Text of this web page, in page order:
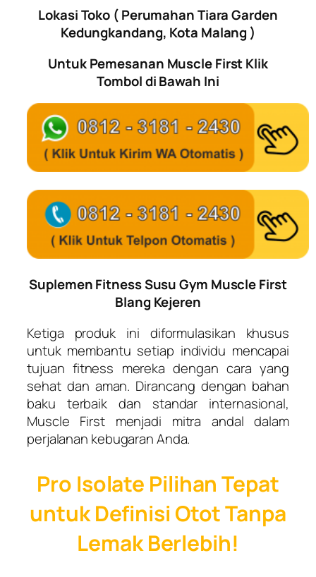
Lokasi Toko ( Perumahan Tiara Garden
Kedungkandang, Kota Malang )
Untuk Pemesanan Muscle First Klik
Tombol di Bawah Ini
Suplemen Fitness Susu Gym Muscle First
Blang Kejeren
Ketiga produk ini diformulasikan khusus
untuk membantu setiap individu mencapai
tujuan fitness mereka dengan cara yang
sehat dan aman. Dirancang dengan bahan
baku terbaik dan standar internasional,
Muscle First menjadi mitra andal dalam
perjalanan kebugaran Anda.
Pro Isolate Pilihan Tepat
untuk Definisi Otot Tanpa
Lemak Berlebih!